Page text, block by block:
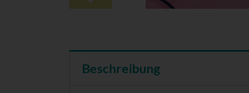
Beschreibung